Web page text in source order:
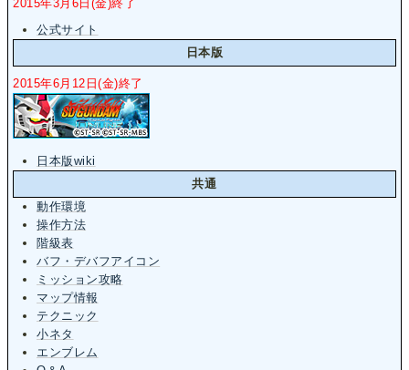
2015年3月6日(金)終了
公式サイト
日本版
2015年6月12日(金)終了
日本版wiki
共通
動作環境
操作方法
階級表
バフ・デバフアイコン
ミッション攻略
マップ情報
テクニック
小ネタ
エンブレム